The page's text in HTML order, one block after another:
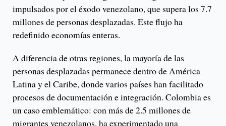
impulsados por el éxodo venezolano, que supera los 7.7
millones de personas desplazadas. Este flujo ha
redefinido economías enteras.
A diferencia de otras regiones, la mayoría de las
personas desplazadas permanece dentro de América
Latina y el Caribe, donde varios países han facilitado
procesos de documentación e integración. Colombia es
un caso emblemático: con más de 2.5 millones de
migrantes venezolanos, ha experimentado una